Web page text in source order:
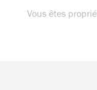
Vous êtes